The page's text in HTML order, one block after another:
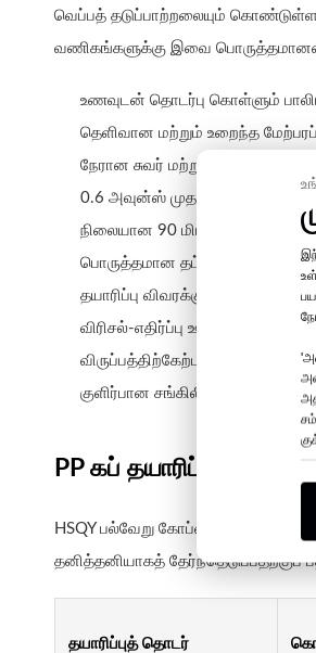
வெப்பத் தடுப்பாற்றலையும்
வணிகங்களுக்கு இவை
உணவுடன் தொடர்பு கொள்ளும்
தெளிவான மற்றும் உறைந்த
நேரான சுவர் மற்றும் U-வடிவ
0.6 அவுன்ஸ் முதல் 24 அவுன்ஸ்
நிலையான 90 மிமீ மற்றும் 95 மிமீ
பொருத்தமான தட்டையான மற்றும்
தயாரிப்பு விவரக்குறிப்பைப்
விரிசல்-எதிர்ப்பு ஊசி-வார்ப்பு
விருப்பத்திற்கேற்ப லோகோ
குளிர்பான சங்கிலித் தொடர்
PP கப் தயாரிப்பு வரம்பு
HSQY பல்வேறு கோப்பை
தனித்தனியாகத் தேர்ந்தெடுப்பதற்குப்
தயாரிப்புத் தொடர்